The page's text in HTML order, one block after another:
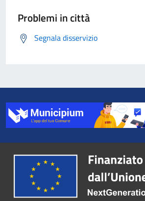
Problemi in città
Segnala disservizio